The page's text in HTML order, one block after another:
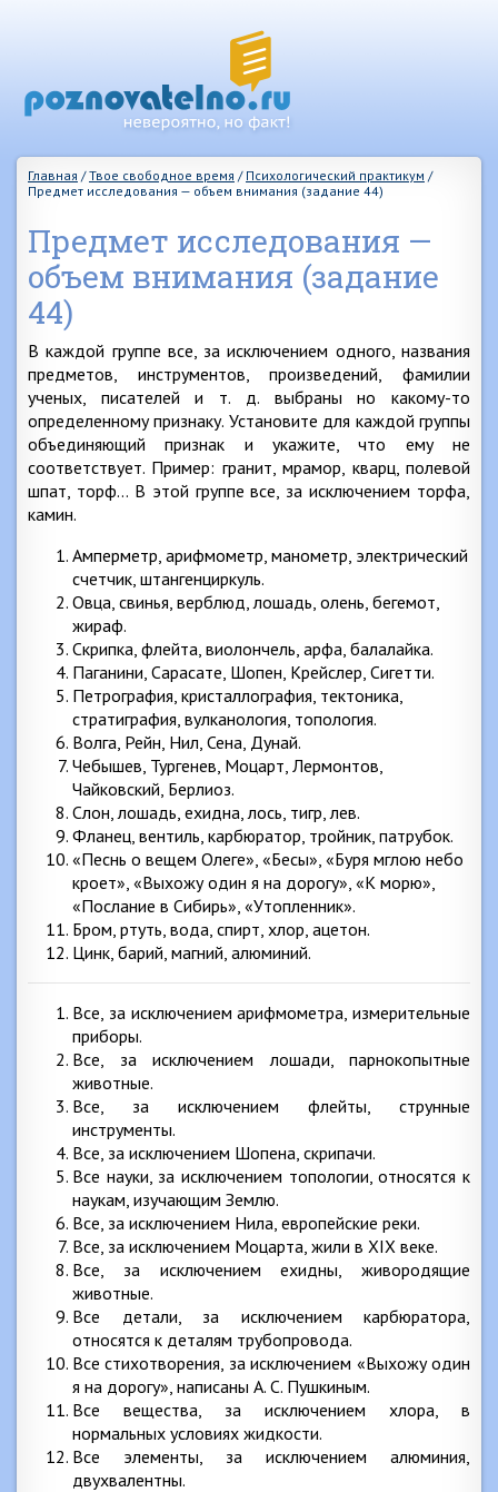
Главная /Твое свободное время / Психологический практикум /
Предмет исследования — объем внимания (задание 44)
Предмет исследования —
объем внимания (задание
44)
В каждой группе все, за исключением одного, названия
предметов, инструментов, произведений, фамилии
ученых, писателей и т. д. выбраны но какому-то
определенному признаку. Установите для каждой группы
объединяющий признак и укажите, что ему не
соответствует. Пример: гранит, мрамор, кварц, полевой
шпат, торф… В этой группе все, за исключением торфа,
камин.
Амперметр, арифмометр, манометр, электрический
счетчик, штангенциркуль.
Овца, свинья, верблюд, лошадь, олень, бегемот,
жираф.
Скрипка, флейта, виолончель, арфа, балалайка.
Паганини, Сарасате, Шопен, Крейслер, Сигетти.
Петрография, кристаллография, тектоника,
стратиграфия, вулканология, топология.
Волга, Рейн, Нил, Сена, Дунай.
Чебышев, Тургенев, Моцарт, Лермонтов,
Чайковский, Берлиоз.
Слон, лошадь, ехидна, лось, тигр, лев.
Фланец, вентиль, карбюратор, тройник, патрубок.
«Песнь о вещем Олеге», «Бесы», «Буря мглою небо
кроет», «Выхожу один я на дорогу», «К морю»,
«Послание в Сибирь», «Утопленник».
Бром, ртуть, вода, спирт, хлор, ацетон.
Цинк, барий, магний, алюминий.
Все, за исключением арифмометра, измерительные
приборы.
Все, за исключением лошади, парнокопытные
животные.
Все, за исключением флейты, струнные
инструменты.
Все, за исключением Шопена, скрипачи.
Все науки, за исключением топологии, относятся к
наукам, изучающим Землю.
Все, за исключением Нила, европейские реки.
Все, за исключением Моцарта, жили в XIX веке.
Все, за исключением ехидны, живородящие
животные.
Все детали, за исключением карбюратора,
относятся к деталям трубопровода.
Все стихотворения, за исключением «Выхожу один
я на дорогу», написаны А. С. Пушкиным.
Все вещества, за исключением хлора, в
нормальных условиях жидкости.
Все элементы, за исключением алюминия,
двухвалентны.